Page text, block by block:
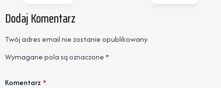
Dodaj Komentarz
Twój adres email nie zostanie opublikowany.
Wymagane pola są oznaczone*
Komentarz *